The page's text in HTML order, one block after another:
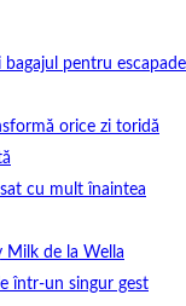
pentru escapade
orice zi toridă
cu mult înaintea
Milk de la Wella
într-un singur gest